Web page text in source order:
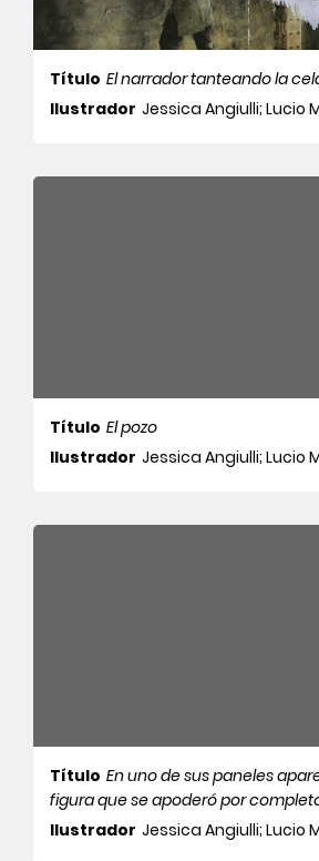
Título El narrador tanteando la
Ilustrador Jessica Angiulli; Lucio
Título El pozo
Ilustrador Jessica Angiulli; Lucio
Título En uno de sus paneles
figura que se apoderó por
Ilustrador Jessica Angiulli; Lucio